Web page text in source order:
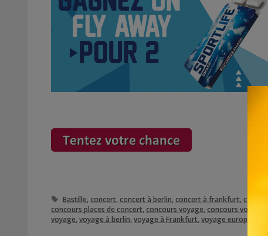
Étiquettes
Bastille concert concert à berlin concert à frankfurt
concours places de concert concours voyage concours voyage
voyage voyage à berlin voyage à Frankfurt voyage europe